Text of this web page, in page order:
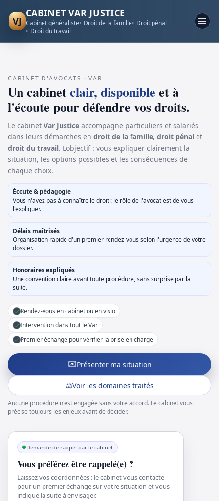
VJ
CABINET VAR JUSTICE
Cabinet généraliste Droit de la famille
Droit pénal
Droit du travail
CABINET D'AVOCATS · VAR
Un cabinetclair, disponible et à
l'écoute pour défendre vos droits.
Le cabinet Var Justice accompagne particuliers et salariés
dans leurs démarches en droit de la famille, droit pénal et
droit du travail. L’objectif : vous expliquer clairement la
situation, les options possibles et les conséquences de
chaque choix.
Écoute & pédagogie
Vous n'avez pas à connaître le droit : le rôle de l'avocat est de vous
l'expliquer.
Délais maîtrisés
Organisation rapide d'un premier rendez-vous selon l'urgence de votre
dossier.
Honoraires expliqués
Une convention claire avant toute procédure, sans surprise par la
suite.
✓Rendez-vous en cabinet ou en visio
✓Intervention dans tout le Var
✓Premier échange pour vérifier la prise en charge
✉️Présenter ma situation
⚖️Voir les domaines traités
Aucune procédure n'est engagée sans votre accord. Le cabinet vous
précise toujours les enjeux avant de décider.
Demande de rappel par le cabinet
Vous préférez être rappelé(e) ?
Laissez vos coordonnées : le cabinet vous contacte
pour un premier échange sur votre situation et vous
indique la suite à envisager.